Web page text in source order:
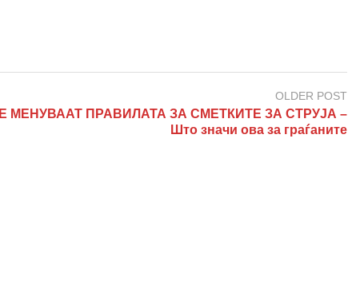
OLDER POST
МЕНУВААТ ПРАВИЛАТА ЗА СМЕТКИТЕ ЗА СТРУЈА –
Што значи ова за граѓаните